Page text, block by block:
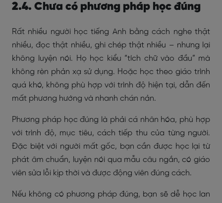
2.4. Chưa có phương pháp học đúng
Rất nhiều người học tiếng Anh bằng cách nghe thật
nhiều, đọc thật nhiều, ghi chép thật nhiều – nhưng lại
không luyện nói. Họ học kiểu “tích chữ vào đầu” mà
không rèn phản xạ sử dụng. Hoặc học theo giáo trình
quá khó, không phù hợp với trình độ hiện tại, dẫn đến
mất phương hướng và nhanh chán nản.
Phương pháp học đúng là phải cá nhân hóa, phù hợp
với trình độ, mục tiêu, cách tiếp thu của từng người.
Đặc biệt với người mất gốc, bạn cần được học lại từ
phát âm chuẩn, luyện nói qua mẫu câu ngắn, có giáo
viên sửa lỗi kịp thời và được động viên đúng cách.
Nếu không có phương pháp đúng, bạn sẽ dễ học lan